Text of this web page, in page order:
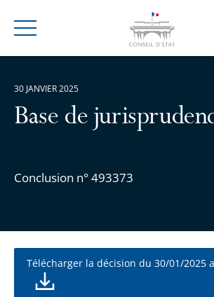
Menu
Base de
Conclusion n° 493373
30 JANVIER 2025
Télécharger la décision du 30/01/2025